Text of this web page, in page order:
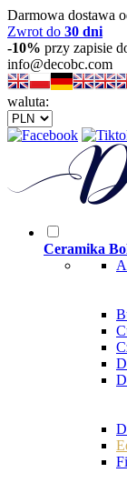
Darmowa dostawa
Zwrot do 30 dni
-10% przy zapisie
info@decobc.com
waluta:
Ceramika